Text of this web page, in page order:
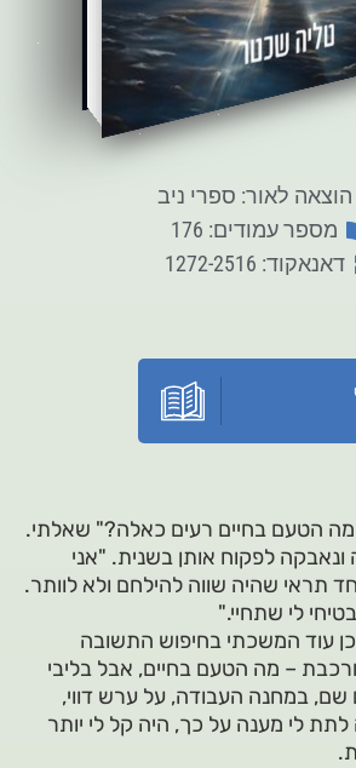
הוצאה לאור: ספרי ניב
מספר עמודים: 176
דאנאקוד: 1272-2516
הטעם בחיים רעים כאלה?" שאלתי.
לפקוח אותן בשנית. "אני
תראי שהיה שווה להילחם ולא לוותר.
לי שתחיי."
עוד המשכתי בחיפוש התשובה
– מה הטעם בחיים, אבל בליבי
במחנה העבודה, על ערש דווי,
לתת לי מענה על כך, היה קל לי יותר